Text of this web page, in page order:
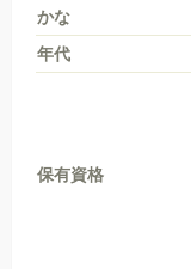
かな
年代
保有資格